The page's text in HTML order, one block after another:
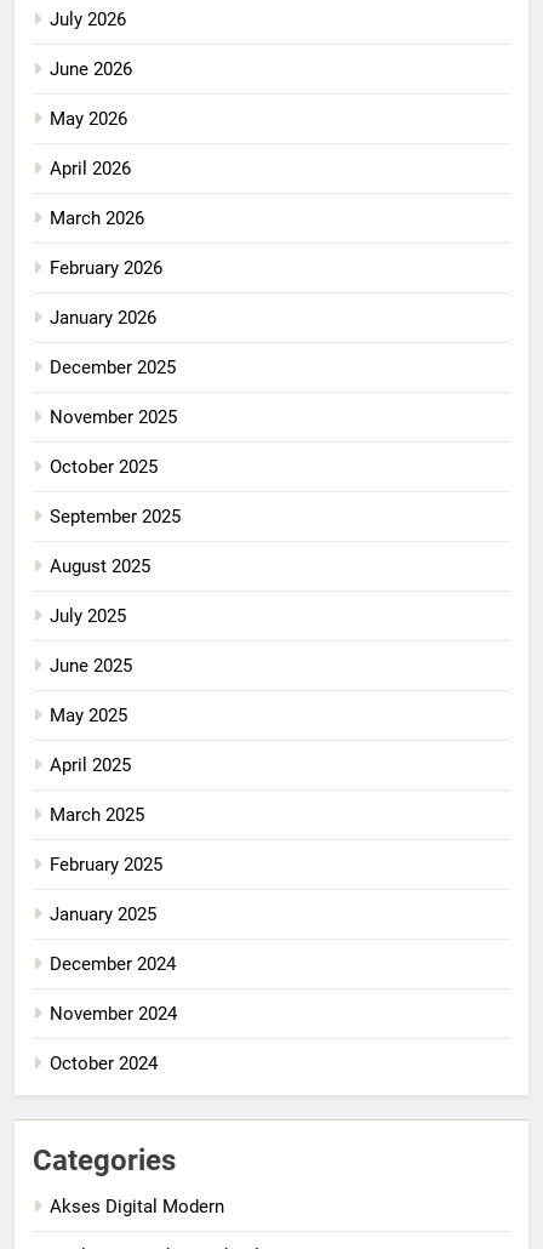
July 2026
June 2026
May 2026
April 2026
March 2026
February 2026
January 2026
December 2025
November 2025
October 2025
September 2025
August 2025
July 2025
June 2025
May 2025
April 2025
March 2025
February 2025
January 2025
December 2024
November 2024
October 2024
Categories
Akses Digital Modern